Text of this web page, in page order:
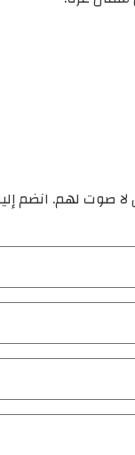
صوت لهم. انضم